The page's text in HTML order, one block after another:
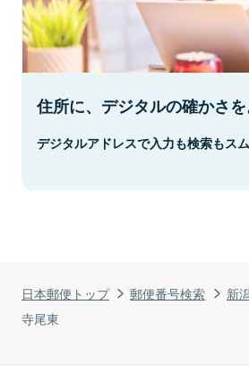
日本郵便トップ 郵便番号検索 新
寺尾東
住所に、デジタルの確かさを
デジタルアドレスで入力も検索もスム